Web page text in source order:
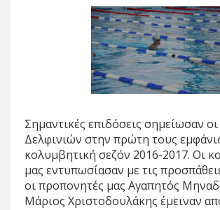
Σημαντικές επιδόσεις σημείωσαν
Δελφινιών στην πρώτη τους
κολυμβητική σεζόν 2016-2017. Οι
μας εντυπωσίασαν με τις
οι προπονητές μας Αγαπητός
Μάριος Χριστοδουλάκης έμειναν